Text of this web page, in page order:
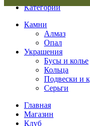
Категории
Камни
Алмаз
Опал
Украшения
Бусы и колье
Кольца
Подвески и
Серьги
Главная
Магазин
Клуб